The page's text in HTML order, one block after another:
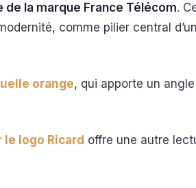
la marque France Télécom.
comme pilier central
orange, qui apporte un angle
logo Ricard offre une autre